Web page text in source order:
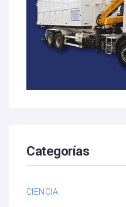
Categorías
CIENCIA